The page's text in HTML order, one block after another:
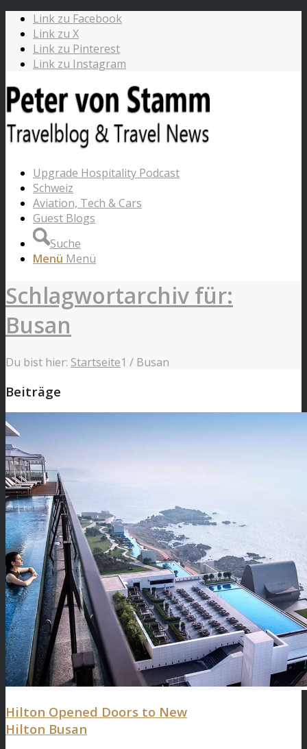
Link zu Facebook
Link zu X
Link zu Pinterest
Link zu Instagram
Upgrade Hospitality Podcast
Schweiz
Aviation, Tech & Cars
Guest Blogs
Suche
Menü Menü
Schlagwortarchiv für:
Busan
Du bist hier: Startseite1 / Busan
Beiträge
Hilton Opened Doors to New
Hilton Busan